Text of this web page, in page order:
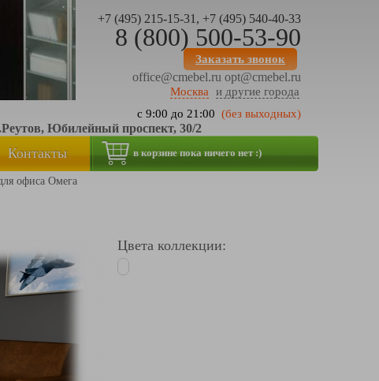
+7 (495) 215-15-31, +7 (495) 540-40-33
8 (800) 500-53-90
Заказать звонок
office@cmebel.ru opt@cmebel.ru
Москва
и другие города
с 9:00 до 21:00 (без выходных)
Юбилейный проспект, 30/2
Контакты в корзине пока ничего нет :)
офиса Омега
Цвета коллекции: